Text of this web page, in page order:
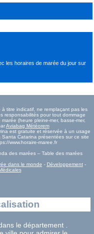
les horaires de marée du joursur
titre indicatif, ne remplaçant pas les
responsabilités pour tout dommage
(heure pleine-mer, basse-mer,
Aviabag Météorem
est gratuite et réservée à un usage
Catarina présentées sur ce site
www.horaire-maree.fr
des marées – Table des marées
dans le monde - Développement-
le département .